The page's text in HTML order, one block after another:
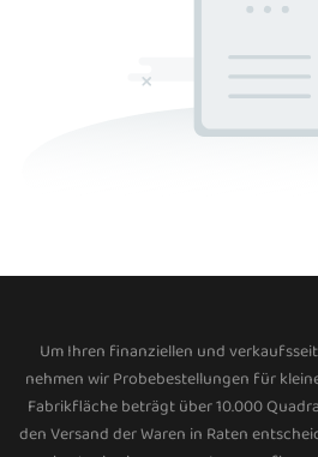
Um Ihren finanziellen und
nehmen wir Probebestellungen für
Fabrikfläche beträgt über 10.000
den Versand der Waren in Raten